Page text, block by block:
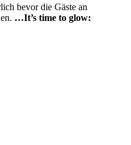
bevor die Gäste an
…It’s time to glow: